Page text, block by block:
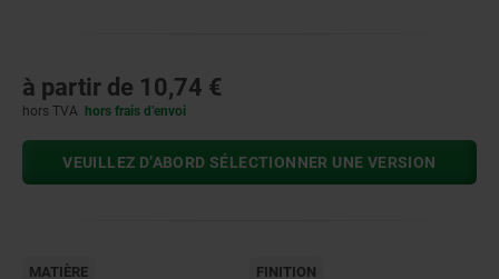
à partir de 10,74 €
hors TVA hors frais d’envoi
VEUILLEZ D’ABORD SÉLECTIONNER UNE VERSION
MATIÈRE FINITION